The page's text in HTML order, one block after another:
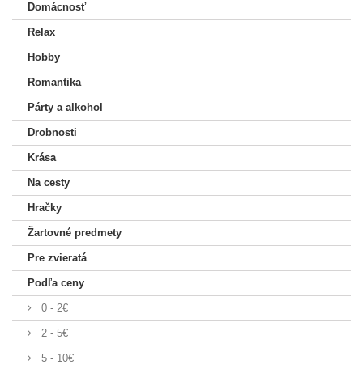
Domácnosť
Relax
Hobby
Romantika
Párty a alkohol
Drobnosti
Krása
Na cesty
Hračky
Žartovné predmety
Pre zvieratá
Podľa ceny
0 - 2€
2 - 5€
5 - 10€